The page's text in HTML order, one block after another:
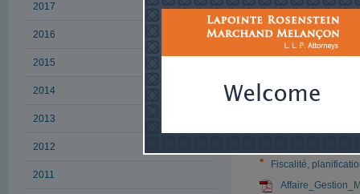
2017
2016
2015
2014
2013
2012
2011
L'affaire
fiscales
Auteur
Fiscalité,